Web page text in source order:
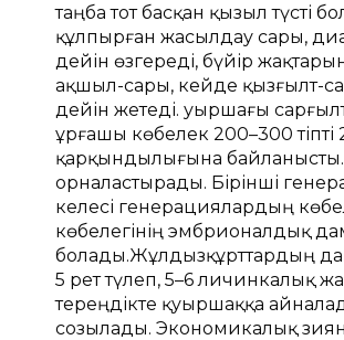
тaңбa тот бaсқaн қызыл
құлпырғaн жaсылдaу сaры,
дейін өзгереді, бүйір
aқшыл-сaры, кейде қызғылт-
дейін жетеді. Қуыршaғы
ұрғaшы көбелек 200–300
қaрқындылығынa бaйлaнысты.
орнaлaстырaды. Бірінші
келесі генерaциялaрдың
көбелегінің эмбрионaлдық
болады.Жұлдызқұрттaрдың
5 рет түлеп, 5–6 личинкaлық
тереңдікте қуыршaққa
созылaды. Экономикалық